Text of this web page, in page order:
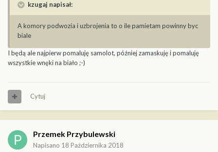
kzugaj napisał:
A komory podwozia i uzbrojenia to o ile pamietam powinny byc
biale
I będą ale najpierw pomaluję samolot, później zamaskuję i pomaluję
wszystkie wnęki na biało ;-)
Cytuj
Przemek Przybulewski
Napisano 18 Października 2018